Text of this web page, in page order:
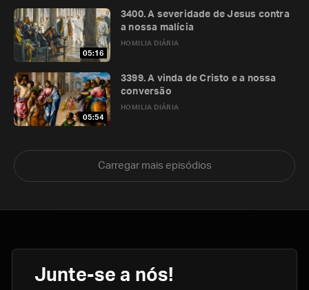
05:16
HOMILIA DIÁRIA
3400. A severidade de Jesus contra
a nossa malícia
05:54
HOMILIA DIÁRIA
3399. A vinda de Cristo e a nossa
conversão
Carregar mais episódios
Junte-se a nós!